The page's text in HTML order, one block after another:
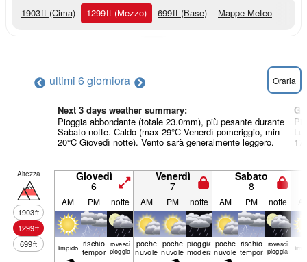
1903ft (Cima) 1299ft (Mezzo) 699ft (Base) Mappe Meteo
ultimi 6 giorniora Oraria
Next 3 days weather summary:
Pioggia abbondante (totale 23.0mm), più pesante durante
Sabato notte. Caldo (max 29°C Venerdì pomeriggio, min
20°C Giovedì notte). Vento sarà generalmente leggero.
Altezza
1903ft
1299ft
699ft
Giovedì
6
Venerdì
7
Sabato
8
AM PM notte AM PM notte AM PM notte
limp­ido rischio
temporale
rovesci
pioggia
poche
nuvole
poche
nuvole
pioggia
moderata
poche
nuvole
rischio
temporale
rovesci
pioggia